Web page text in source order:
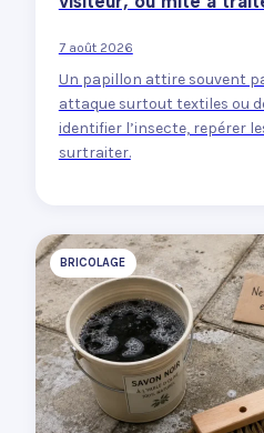
7 août 2026
Un papillon attire souvent
attaque surtout textiles ou
identifier l’insecte, repérer
surtraiter.
BRICOLAGE